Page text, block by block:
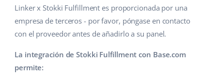
Cooperación y socios
Contáctanos
Italiano
polski
Linker x Stokki Fulfillment es proporcionada por una
empresa de terceros - por favor, póngase en contacto
con el proveedor antes de añadirlo a su panel.
La integración de Stokki Fulfillment con Base.com
permite: